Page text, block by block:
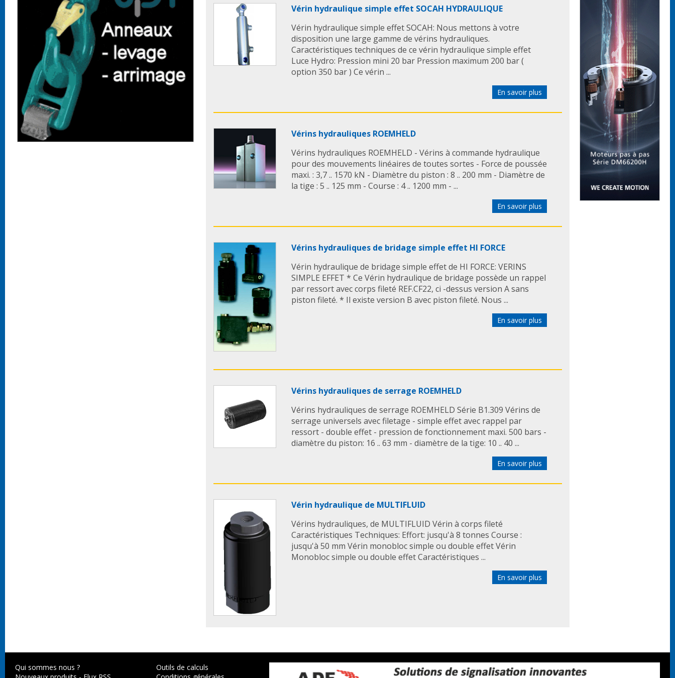
Vérin hydraulique simple effet SOCAH HYDRAULIQUE
Vérin hydraulique simple effet SOCAH: Nous mettons à votre
disposition une large gamme de vérins hydrauliques.
Caractéristiques techniques de ce vérin hydraulique simple effet
Luce Hydro: Pression mini 20 bar Pression maximum 200 bar (
option 350 bar ) Ce vérin ...
En savoir plus
Vérins hydrauliques ROEMHELD
Vérins hydrauliques ROEMHELD - Vérins à commande hydraulique
pour des mouvements linéaires de toutes sortes - Force de poussée
maxi. : 3,7 .. 1570 kN - Diamètre du piston : 8 .. 200 mm - Diamètre de
la tige : 5 .. 125 mm - Course : 4 .. 1200 mm - ...
En savoir plus
Vérins hydrauliques de bridage simple effet HI FORCE
Vérin hydraulique de bridage simple effet de HI FORCE: VERINS
SIMPLE EFFET * Ce Vérin hydraulique de bridage possède un rappel
par ressort avec corps fileté REF.CF22, ci -dessus version A sans
piston fileté. * Il existe version B avec piston fileté. Nous ...
En savoir plus
Vérins hydrauliques de serrage ROEMHELD
Vérins hydrauliques de serrage ROEMHELD Série B1.309 Vérins de
serrage universels avec filetage - simple effet avec rappel par
ressort - double effet - pression de fonctionnement maxi. 500 bars -
diamètre du piston: 16 .. 63 mm - diamètre de la tige: 10 .. 40 ...
En savoir plus
Vérin hydraulique de MULTIFLUID
Vérins hydrauliques, de MULTIFLUID Vérin à corps fileté
Caractéristiques Techniques: Effort: jusqu'à 8 tonnes Course :
jusqu'à 50 mm Vérin monobloc simple ou double effet Vérin
Monobloc simple ou double effet Caractéristiques ...
En savoir plus
Servo vérin hydraulique MECAVERIN
Servo vérin hydraulique MECAVERIN ISO 6020/2 - DIN 24554 à
Qui sommes nous ?
Outils de calculs